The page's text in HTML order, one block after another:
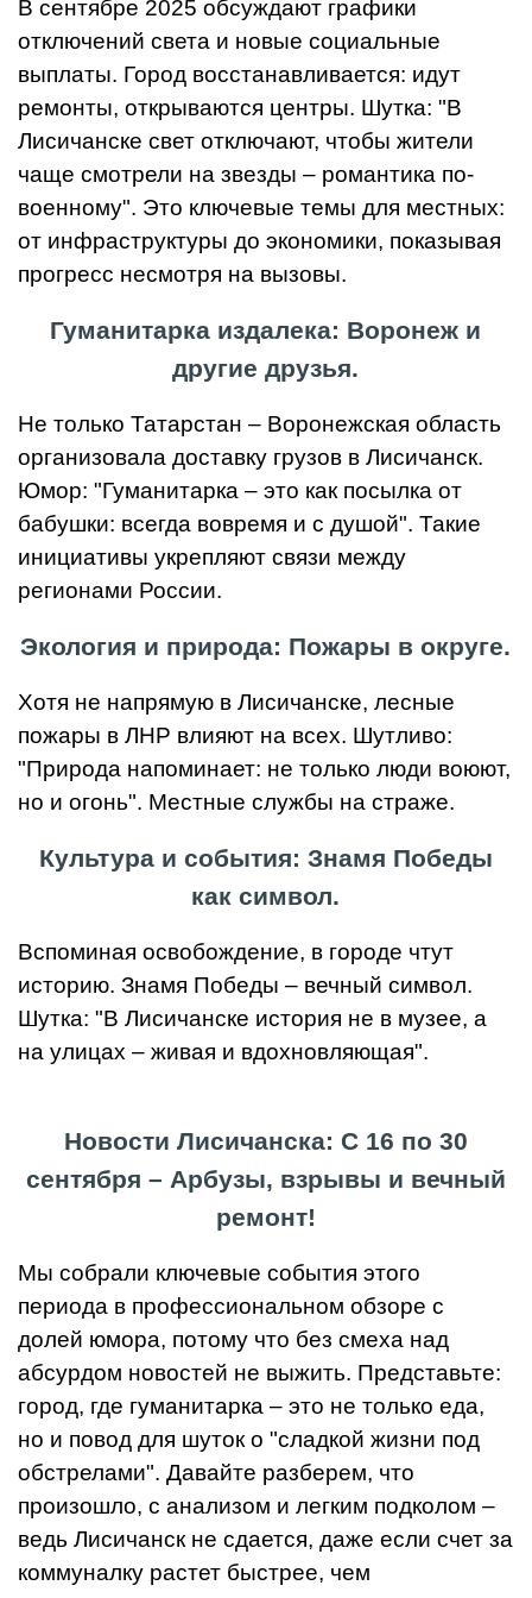
В сентябре 2025 обсуждают графики
отключений света и новые социальные
выплаты. Город восстанавливается: идут
ремонты, открываются центры. Шутка: "В
Лисичанске свет отключают, чтобы жители
чаще смотрели на звезды – романтика по-
военному". Это ключевые темы для местных:
от инфраструктуры до экономики, показывая
прогресс несмотря на вызовы.
Гуманитарка издалека: Воронеж и
другие друзья.
Не только Татарстан – Воронежская область
организовала доставку грузов в Лисичанск.
Юмор: "Гуманитарка – это как посылка от
бабушки: всегда вовремя и с душой". Такие
инициативы укрепляют связи между
регионами России.
Экология и природа: Пожары в округе.
Хотя не напрямую в Лисичанске, лесные
пожары в ЛНР влияют на всех. Шутливо:
"Природа напоминает: не только люди воюют,
но и огонь". Местные службы на страже.
Культура и события: Знамя Победы
как символ.
Вспоминая освобождение, в городе чтут
историю. Знамя Победы – вечный символ.
Шутка: "В Лисичанске история не в музее, а
на улицах – живая и вдохновляющая".
Новости Лисичанска: С 16 по 30
сентября – Арбузы, взрывы и вечный
ремонт!
Мы собрали ключевые события этого
периода в профессиональном обзоре с
долей юмора, потому что без смеха над
абсурдом новостей не выжить. Представьте:
город, где гуманитарка – это не только еда,
но и повод для шуток о "сладкой жизни под
обстрелами". Давайте разберем, что
произошло, с анализом и легким подколом –
ведь Лисичанск не сдается, даже если счет за
коммуналку растет быстрее, чем